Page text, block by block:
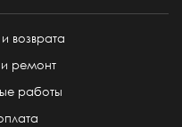
возврата
ремонт
работы